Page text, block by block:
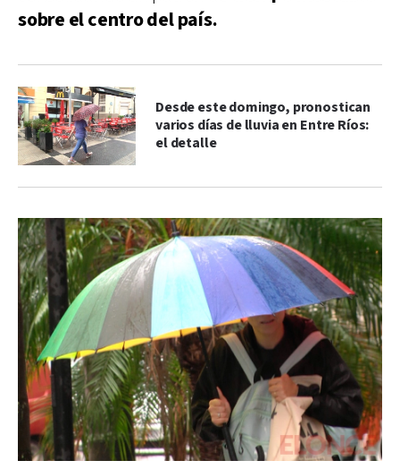
sobre el centro del país.
Desde este domingo, pronostican
varios días de lluvia en Entre Ríos:
el detalle